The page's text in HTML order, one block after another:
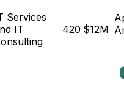
Services
IT
420 $12M